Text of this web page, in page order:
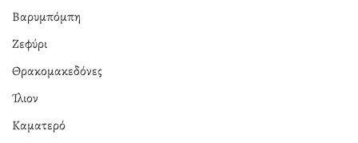
Βαρυμπόμπη
Ζεφύρι
Θρακομακεδόνες
Ίλιον
Καματερό